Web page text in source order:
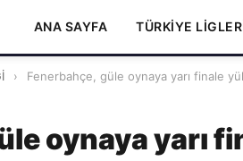
ANA SAYFA TÜRKİYE
› Fenerbahçe, güle oynaya yarı finale
oynaya yarı